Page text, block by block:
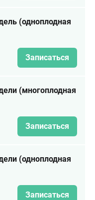
(одноплодная
Записаться
(многоплодная
Записаться
(одноплодная
Записаться